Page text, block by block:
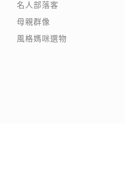
名人部落客
母親群像
風格媽咪選物